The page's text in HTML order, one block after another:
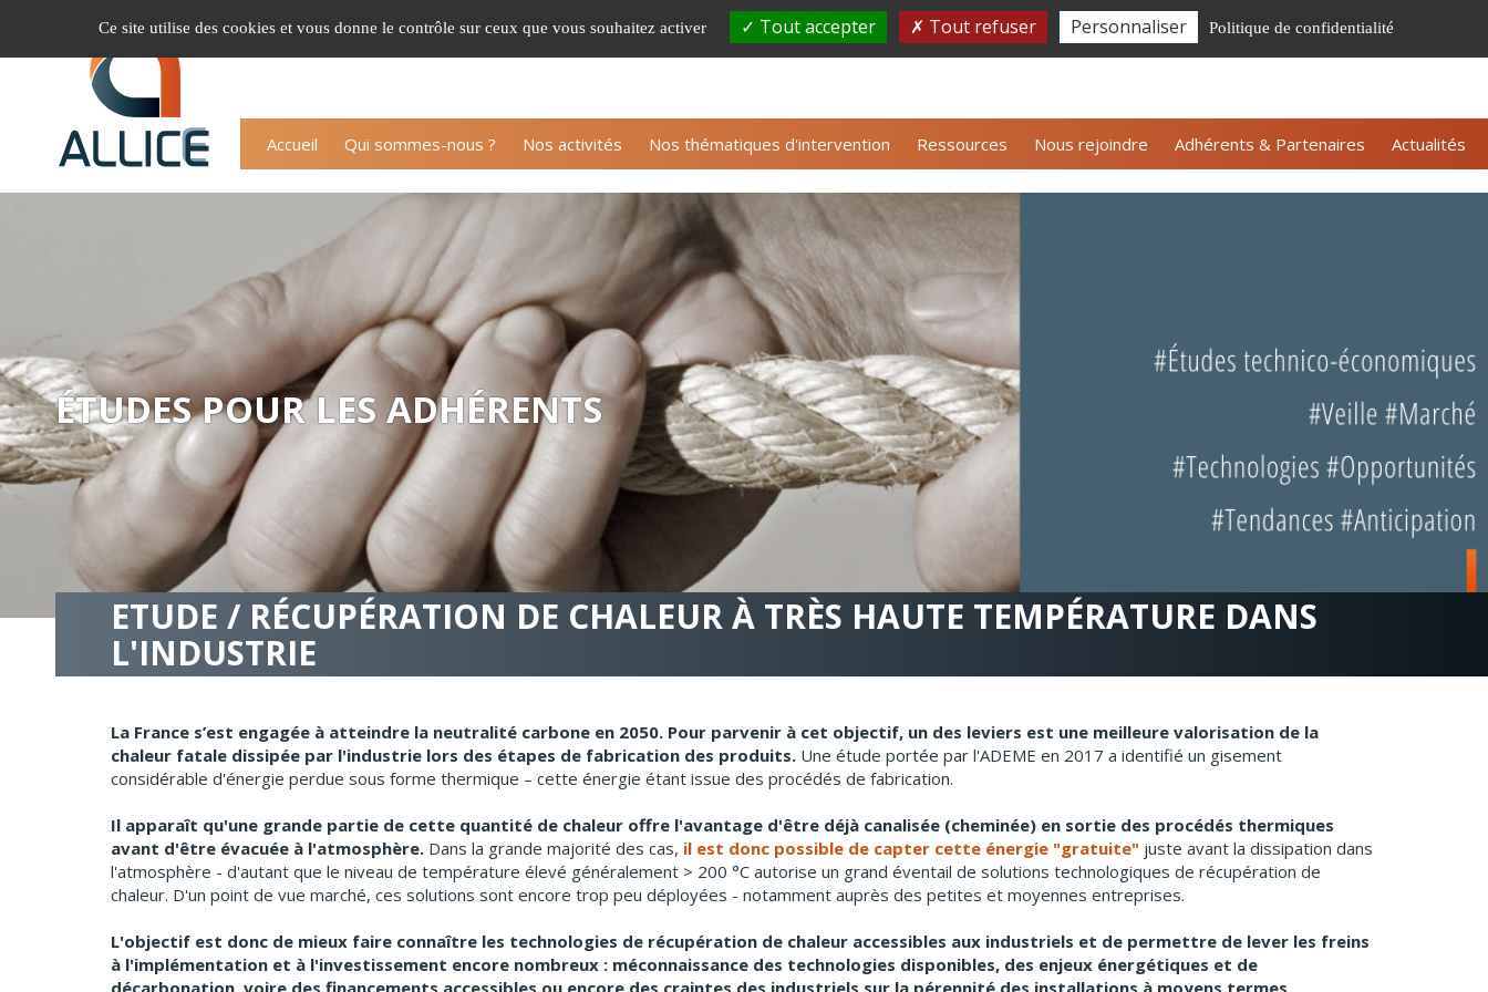
Accueil Qui sommes-nous ? Nos activités Nos thématiques d'intervention Ressources Nous rejoindre Adhérents & Partenaires Actualités
S'inscrire à la newsletter ALLICE Nous contacter Espace adhérents
ÉTUDES POUR LES ADHÉRENTS
ETUDE / RÉCUPÉRATION DE CHALEUR À TRÈS HAUTE TEMPÉRATURE DANS
L'INDUSTRIE
La France s’est engagée à atteindre la neutralité carbone en 2050. Pour parvenir à cet objectif, un des leviers est une meilleure valorisation de la
chaleur fatale dissipée par l'industrie lors des étapes de fabrication des produits. Une étude portée par l'ADEME en 2017 a identifié un gisement
considérable d'énergie perdue sous forme thermique – cette énergie étant issue des procédés de fabrication.
Il apparaît qu'une grande partie de cette quantité de chaleur offre l'avantage d'être déjà canalisée (cheminée) en sortie des procédés thermiques
avant d'être évacuée à l'atmosphère. Dans la grande majorité des cas, il est donc possible de capter cette énergie "gratuite" juste avant la dissipation dans
l'atmosphère - d'autant que le niveau de température élevé généralement > 200 °C autorise un grand éventail de solutions technologiques de récupération de
chaleur. D'un point de vue marché, ces solutions sont encore trop peu déployées - notamment auprès des petites et moyennes entreprises.
L'objectif est donc de mieux faire connaître les technologies de récupération de chaleur accessibles aux industriels et de permettre de lever les freins
à l'implémentation et à l'investissement encore nombreux : méconnaissance des technologies disponibles, des enjeux énergétiques et de
décarbonation, voire des financements accessibles ou encore des craintes des industriels sur la pérennité des installations à moyens termes.
Ce site utilise des cookies et vous donne le contrôle sur ceux que vous souhaitez activer Tout accepter Tout refuser Personnaliser Politique de confidentialité